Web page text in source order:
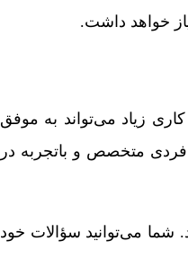
خواهد داشت.
زیاد می‌تواند به موفق
متخصص و باتجربه در
می‌توانید سؤالات خود